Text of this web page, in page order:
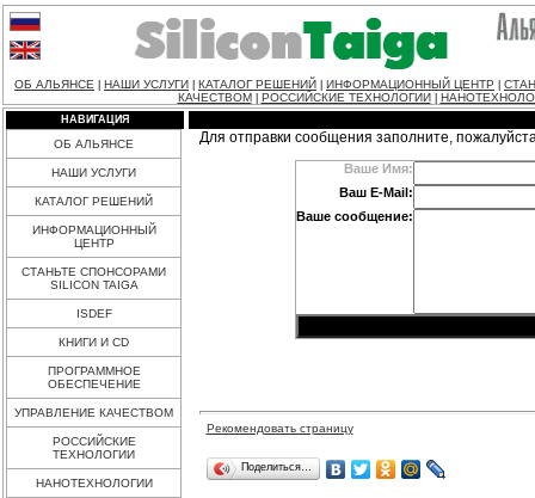
ОБ АЛЬЯНСЕ НАШИ УСЛУГИ КАТАЛОГ РЕШЕНИЙ ИНФОРМАЦИОННЫЙ ЦЕНТР
КАЧЕСТВОМ
РОССИЙСКИЕ ТЕХНОЛОГИИ
НАВИГАЦИЯ
ОБ АЛЬЯНСЕ
НАШИ УСЛУГИ
КАТАЛОГ РЕШЕНИЙ
ИНФОРМАЦИОННЫЙ
ЦЕНТР
СТАНЬТЕ СПОНСОРАМИ
SILICON TAIGA
ISDEF
КНИГИ И CD
ПРОГРАММНОЕ
ОБЕСПЕЧЕНИЕ
УПРАВЛЕНИЕ КАЧЕСТВОМ
РОССИЙСКИЕ
ТЕХНОЛОГИИ
НАНОТЕХНОЛОГИИ
Для отправки сообщения заполните,
Ваше Имя:
Ваш E-Mail:
Ваше сообщение:
Рекомендовать страницу
Поделиться…